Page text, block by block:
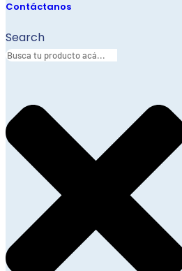
Contáctanos
Search